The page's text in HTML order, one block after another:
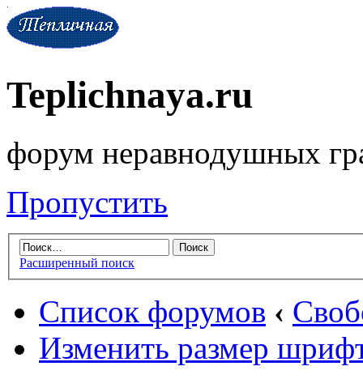
Teplichnaya.ru
форум неравнодушных
Пропустить
Расширенный поиск
Список форумов ‹
Изменить размер